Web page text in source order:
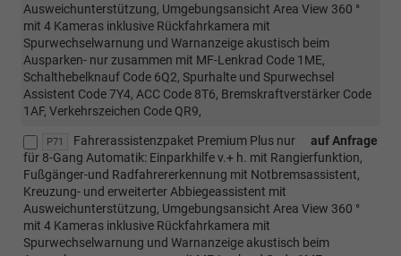
Ausweichunterstützung, Umgebungsansicht Area View 360 °
mit 4 Kameras inklusive Rückfahrkamera mit
Spurwechselwarnung und Warnanzeige akustisch beim
Ausparken- nur zusammen mit MF-Lenkrad Code 1ME,
Schalthebelknauf Code 6Q2, Spurhalte und Spurwechsel
Assistent Code 7Y4, ACC Code 8T6, Bremskraftverstärker Code
1AF, Verkehrszeichen Code QR9,
P71 auf Anfrage
Fahrerassistenzpaket Premium Plus nur
für 8-Gang Automatik: Einparkhilfe v.+ h. mit Rangierfunktion,
Fußgänger-und Radfahrererkennung mit Notbremsassistent,
Kreuzung- und erweiterter Abbiegeassistent mit
Ausweichunterstützung, Umgebungsansicht Area View 360 °
mit 4 Kameras inklusive Rückfahrkamera mit
Spurwechselwarnung und Warnanzeige akustisch beim